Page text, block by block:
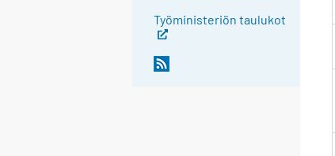
Työministeriön taulukot